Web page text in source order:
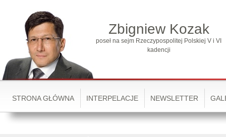
Zbigniew Kozak
poseł na sejm Rzeczypospolitej Polskiej V i VI
kadencji
STRONA GŁÓWNA INTERPELACJE NEWSLETTER